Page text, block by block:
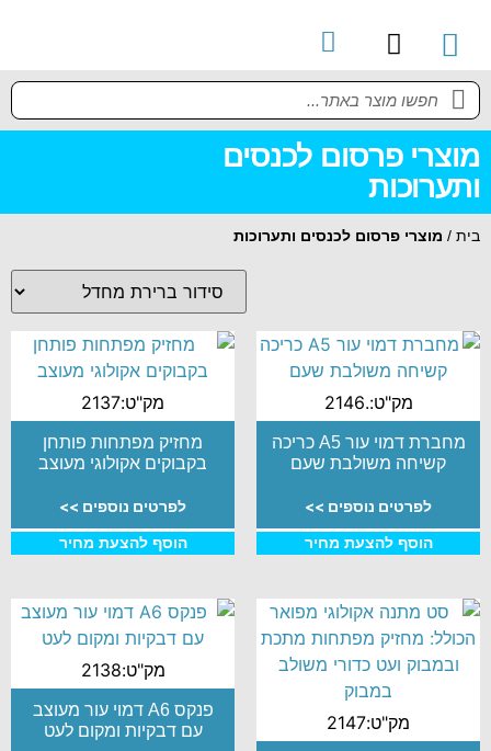
מוצרי פרסום לכנסים
ותערוכות
בית / מוצרי פרסום לכנסים ותערוכות
מק"ט:.2146
מחברת דמוי עור A5 כריכה
קשיחה משולבת שעם
לפרטים נוספים >>
הוסף להצעת מחיר
מק"ט:2137
מחזיק מפתחות פותחן
בקבוקים אקולוגי מעוצב
לפרטים נוספים >>
הוסף להצעת מחיר
מק"ט:2147
מק"ט:2138
פנקס A6 דמוי עור מעוצב
עם דבקיות ומקום לעט